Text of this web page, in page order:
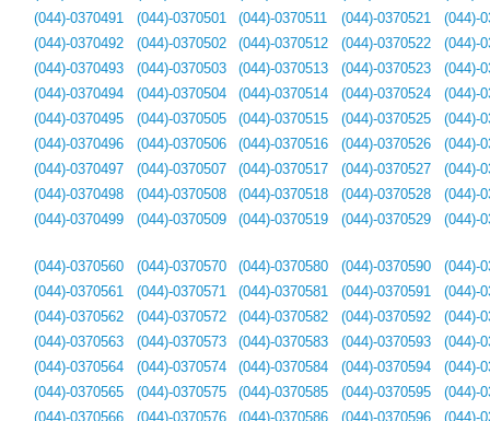
(044)-0370491
(044)-0370492
(044)-0370493
(044)-0370494
(044)-0370495
(044)-0370496
(044)-0370497
(044)-0370498
(044)-0370499
(044)-0370501
(044)-0370502
(044)-0370503
(044)-0370504
(044)-0370505
(044)-0370506
(044)-0370507
(044)-0370508
(044)-0370509
(044)-0370511
(044)-0370512
(044)-0370513
(044)-0370514
(044)-0370515
(044)-0370516
(044)-0370517
(044)-0370518
(044)-0370519
(044)-0370521
(044)-0370522
(044)-0370523
(044)-0370524
(044)-0370525
(044)-0370526
(044)-0370527
(044)-0370528
(044)-0370529
(044)-
(044)-
(044)-
(044)-
(044)-
(044)-
(044)-
(044)-
(044)-
(044)-0370560
(044)-0370561
(044)-0370562
(044)-0370563
(044)-0370564
(044)-0370565
(044)-0370566
(044)-0370570
(044)-0370571
(044)-0370572
(044)-0370573
(044)-0370574
(044)-0370575
(044)-0370576
(044)-0370580
(044)-0370581
(044)-0370582
(044)-0370583
(044)-0370584
(044)-0370585
(044)-0370586
(044)-0370590
(044)-0370591
(044)-0370592
(044)-0370593
(044)-0370594
(044)-0370595
(044)-0370596
(044)-
(044)-
(044)-
(044)-
(044)-
(044)-
(044)-